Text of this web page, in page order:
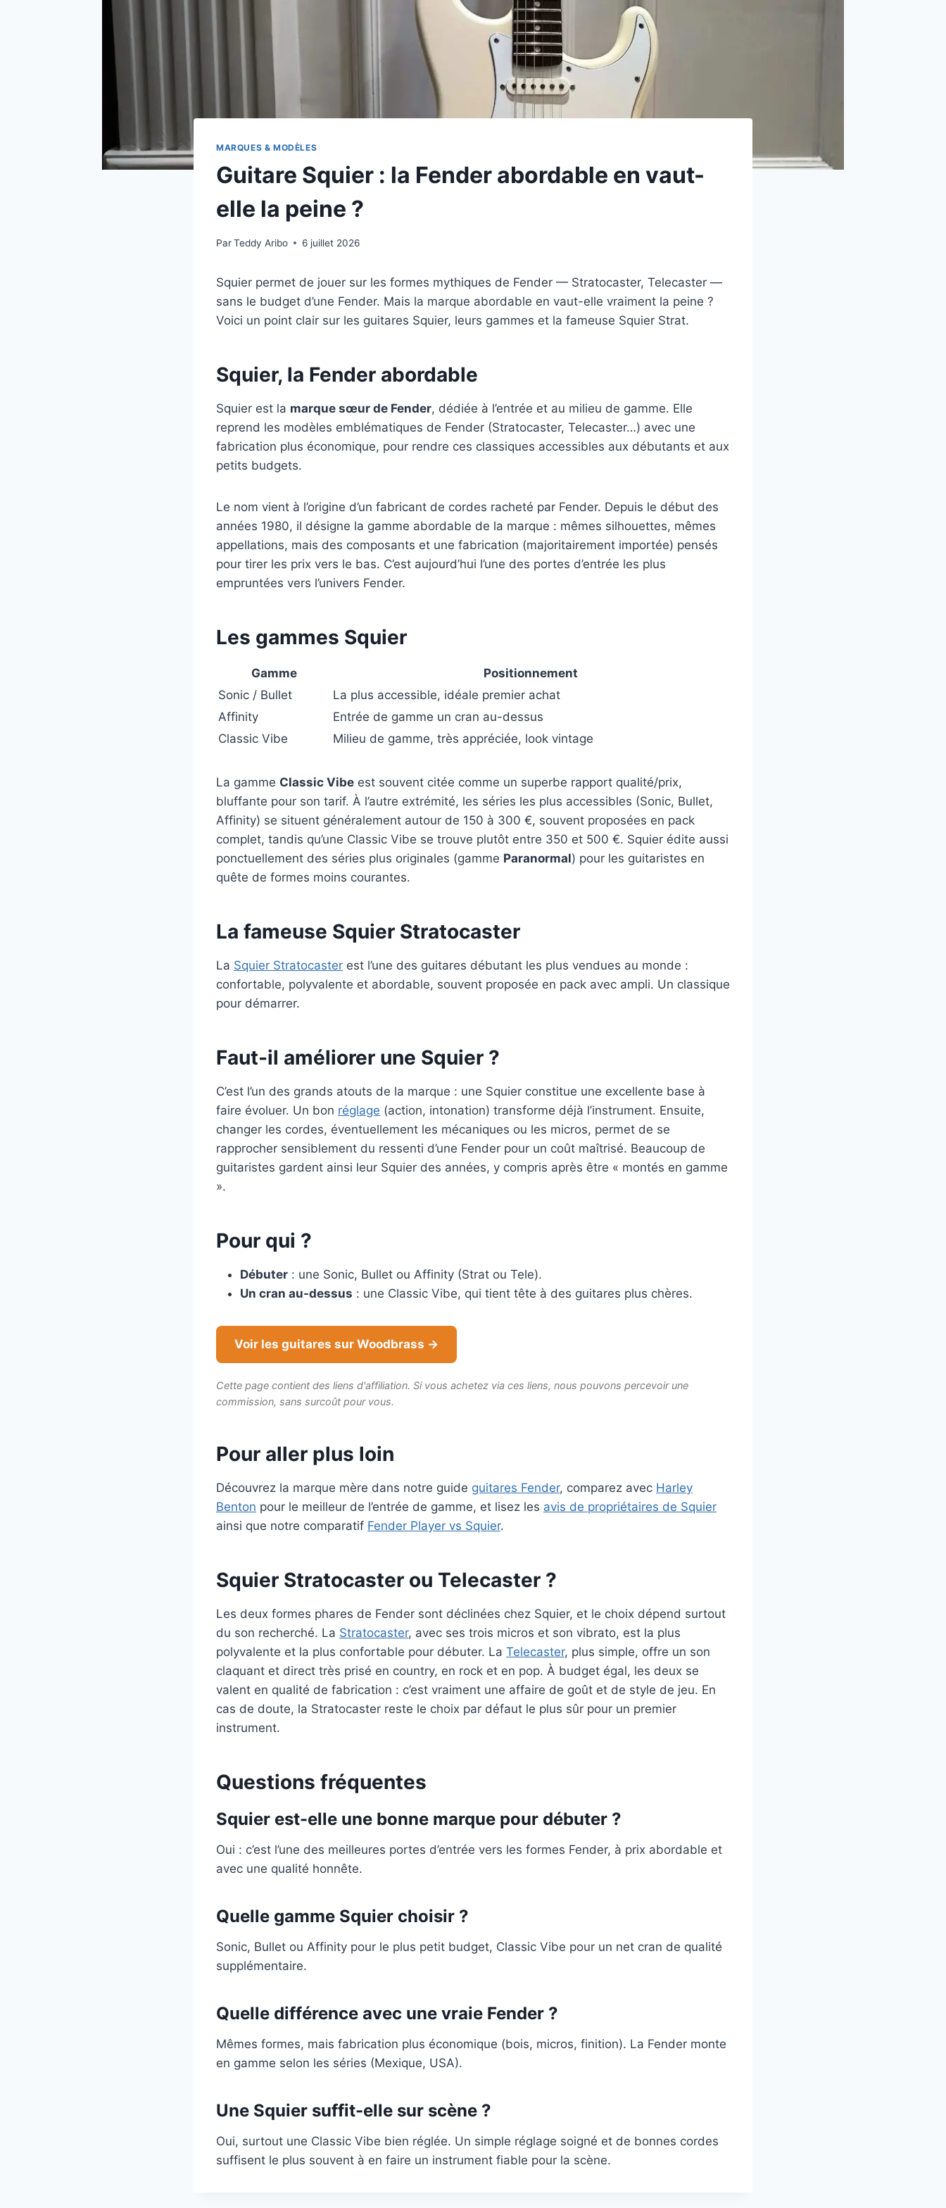
MARQUES & MODÈLES
Guitare Squier : la Fender abordable en vaut-
elle la peine ?
ParTeddy Aribo 6 juillet 2026
Squier permet de jouer sur les formes mythiques de Fender — Stratocaster, Telecaster —
sans le budget d’une Fender. Mais la marque abordable en vaut-elle vraiment la peine ?
Voici un point clair sur les guitares Squier, leurs gammes et la fameuse Squier Strat.
Squier, la Fender abordable
Squier est la marque sœur de Fender, dédiée à l’entrée et au milieu de gamme. Elle
reprend les modèles emblématiques de Fender (Stratocaster, Telecaster…) avec une
fabrication plus économique, pour rendre ces classiques accessibles aux débutants et aux
petits budgets.
Le nom vient à l’origine d’un fabricant de cordes racheté par Fender. Depuis le début des
années 1980, il désigne la gamme abordable de la marque : mêmes silhouettes, mêmes
appellations, mais des composants et une fabrication (majoritairement importée) pensés
pour tirer les prix vers le bas. C’est aujourd’hui l’une des portes d’entrée les plus
empruntées vers l’univers Fender.
Les gammes Squier
Gamme
Positionnement
Sonic / Bullet
La plus accessible, idéale premier achat
Affinity
Entrée de gamme un cran au-dessus
Classic Vibe
Milieu de gamme, très appréciée, look vintage
La gamme Classic Vibe est souvent citée comme un superbe rapport qualité/prix,
bluffante pour son tarif. À l’autre extrémité, les séries les plus accessibles (Sonic, Bullet,
Affinity) se situent généralement autour de 150 à 300 €, souvent proposées en pack
complet, tandis qu’une Classic Vibe se trouve plutôt entre 350 et 500 €. Squier édite aussi
ponctuellement des séries plus originales (gamme Paranormal) pour les guitaristes en
quête de formes moins courantes.
La fameuse Squier Stratocaster
La Squier Stratocaster est l’une des guitares débutant les plus vendues au monde :
confortable, polyvalente et abordable, souvent proposée en pack avec ampli. Un classique
pour démarrer.
Faut-il améliorer une Squier ?
C’est l’un des grands atouts de la marque : une Squier constitue une excellente base à
faire évoluer. Un bon réglage (action, intonation) transforme déjà l’instrument. Ensuite,
changer les cordes, éventuellement les mécaniques ou les micros, permet de se
rapprocher sensiblement du ressenti d’une Fender pour un coût maîtrisé. Beaucoup de
guitaristes gardent ainsi leur Squier des années, y compris après être « montés en gamme
».
Pour qui ?
Débuter : une Sonic, Bullet ou Affinity (Strat ou Tele).
Un cran au-dessus : une Classic Vibe, qui tient tête à des guitares plus chères.
Voir les guitares sur Woodbrass →
Cette page contient des liens d'affiliation. Si vous achetez via ces liens, nous pouvons percevoir une
commission, sans surcoût pour vous.
Pour aller plus loin
Découvrez la marque mère dans notre guide guitares Fender, comparez avec Harley
Benton pour le meilleur de l’entrée de gamme, et lisez les avis de propriétaires de Squier
ainsi que notre comparatif Fender Player vs Squier.
Squier Stratocaster ou Telecaster ?
Les deux formes phares de Fender sont déclinées chez Squier, et le choix dépend surtout
du son recherché. La Stratocaster, avec ses trois micros et son vibrato, est la plus
polyvalente et la plus confortable pour débuter. La Telecaster, plus simple, offre un son
claquant et direct très prisé en country, en rock et en pop. À budget égal, les deux se
valent en qualité de fabrication : c’est vraiment une affaire de goût et de style de jeu. En
cas de doute, la Stratocaster reste le choix par défaut le plus sûr pour un premier
instrument.
Questions fréquentes
Squier est-elle une bonne marque pour débuter ?
Oui : c’est l’une des meilleures portes d’entrée vers les formes Fender, à prix abordable et
avec une qualité honnête.
Quelle gamme Squier choisir ?
Sonic, Bullet ou Affinity pour le plus petit budget, Classic Vibe pour un net cran de qualité
supplémentaire.
Quelle différence avec une vraie Fender ?
Mêmes formes, mais fabrication plus économique (bois, micros, finition). La Fender monte
en gamme selon les séries (Mexique, USA).
Une Squier suffit-elle sur scène ?
Oui, surtout une Classic Vibe bien réglée. Un simple réglage soigné et de bonnes cordes
suffisent le plus souvent à en faire un instrument fiable pour la scène.